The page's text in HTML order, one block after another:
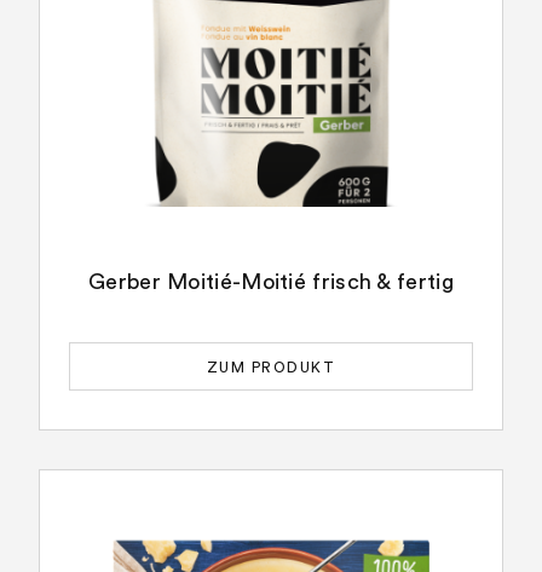
Gerber Moitié-Moitié frisch & fertig
ZUM PRODUKT